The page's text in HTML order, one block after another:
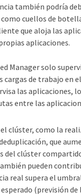
también podría
cuellos de
que aloja las
aplicaciones.
Manager solo
cargas de trabajo en
las aplicaciones,
entre las
clúster, como la
que
del clúster
pueden
real supera el
(previsión